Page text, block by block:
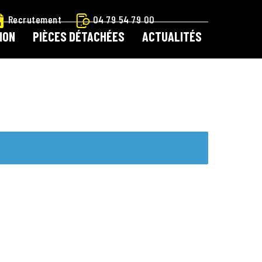
Recrutement 04 79 54 79 00
PIÈCES DÉTACHÉES ACTUALITÉS